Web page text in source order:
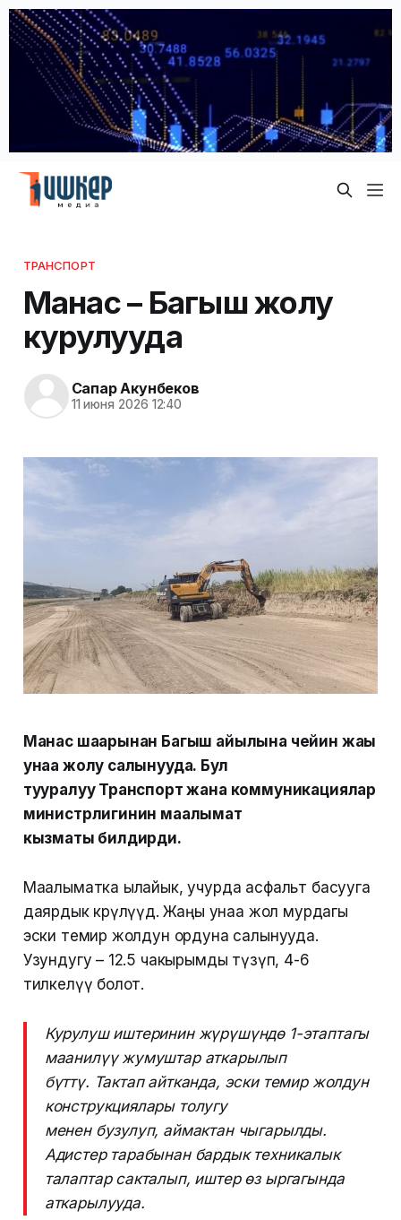
ТРАНСПОРТ
Манас – Багыш жолу
курулууда
Сапар Акунбеков
11 июня 2026 12:40
Манас шаарынан Багыш айылына чейин жаңы
унаа жолу салынууда. Бул
тууралуу Транспорт жана коммуникациялар
министрлигинин маалымат
кызматы билдирди.
Маалыматка ылайык, учурда асфальт басууга
даярдык көрүлүүдө. Жаңы унаа жол мурдагы
эски темир жолдун ордуна салынууда.
Узундугу – 12.5 чакырымды түзүп, 4-6
тилкелүү болот.
Курулуш иштеринин жүрүшүндө 1-этаптагы
маанилүү жумуштар аткарылып
бүттү. Тактап айтканда, эски темир жолдун
конструкциялары толугу
менен бузулуп, аймактан чыгарылды.
Адистер тарабынан бардык техникалык
талаптар сакталып, иштер өз ыргагында
аткарылууда.